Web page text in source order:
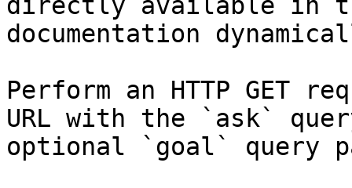
documentation
Perform an HTTP GET
URL with the `ask`
optional `goal` query